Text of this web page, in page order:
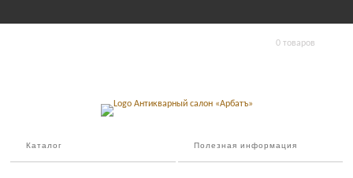
0 товаров
Каталог Полезная информация